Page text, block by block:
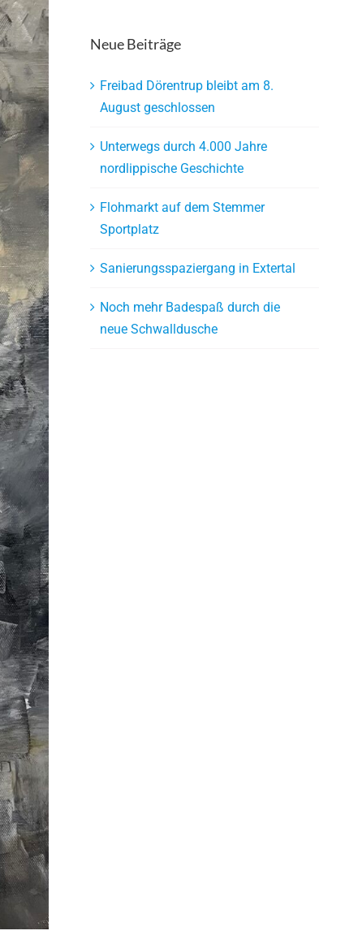
Neue Beiträge
Freibad Dörentrup bleibt am 8.
August geschlossen
Unterwegs durch 4.000 Jahre
nordlippische Geschichte
Flohmarkt auf dem Stemmer
Sportplatz
Sanierungsspaziergang in Extertal
Noch mehr Badespaß durch die
neue Schwalldusche